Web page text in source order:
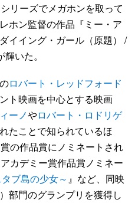
リーズでメガホンを取って
ホン監督の作品『ミー・ア
イイング・ガール（原題） /
いた。
ロバート・レッドフォード
ト映画を中心とする映画
ーノやロバート・ロドリゲ
たことで知られているほ
の作品賞にノミネートされ
カデミー賞作品賞ノミネー
ブ島の少女～ 』など、同映
部門のグランプリを獲得し